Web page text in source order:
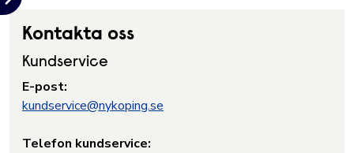
Kontakta oss
Kundservice
E-post:
kundservice@nykoping.se
Telefon kundservice: